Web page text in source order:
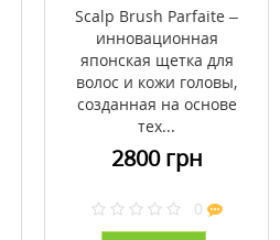
Scalp Brush Parfaite –
инновационная
японская щетка для
волос и кожи головы,
созданная на основе
тех...
2800 грн
0